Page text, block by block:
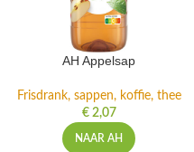
AH Appelsap
Frisdrank, sappen, koffie, thee
€2,07
NAAR AH